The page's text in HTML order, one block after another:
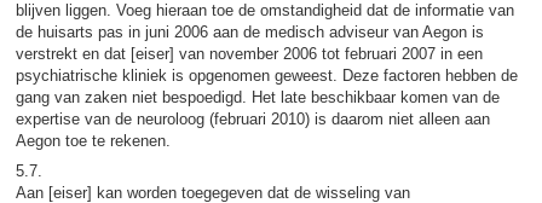
blijven liggen. Voeg hieraan toe de omstandigheid dat de informatie van
de huisarts pas in juni 2006 aan de medisch adviseur van Aegon is
verstrekt en dat [eiser] van november 2006 tot februari 2007 in een
psychiatrische kliniek is opgenomen geweest. Deze factoren hebben de
gang van zaken niet bespoedigd. Het late beschikbaar komen van de
expertise van de neuroloog (februari 2010) is daarom niet alleen aan
Aegon toe te rekenen.
5.7.
Aan [eiser] kan worden toegegeven dat de wisseling van